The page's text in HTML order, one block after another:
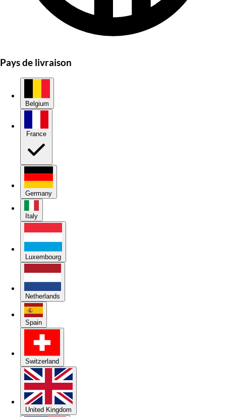
Pays de livraison
Belgium
Germany
Italy
Luxembourg
Netherlands
Spain
Switzerland
United Kingdom